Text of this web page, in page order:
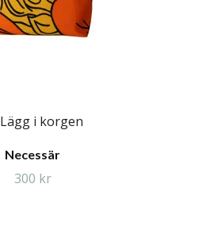
Lägg i korgen
Necessär
300 kr